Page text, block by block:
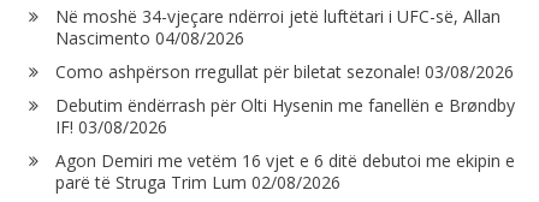
Në moshë 34-vjeçare ndërroi jetë luftëtari i UFC-së, Allan
Nascimento 04/08/2026
Como ashpërson rregullat për biletat sezonale! 03/08/2026
Debutim ëndërrash për Olti Hysenin me fanellën e Brøndby
IF! 03/08/2026
Agon Demiri me vetëm 16 vjet e 6 ditë debutoi me ekipin e
parë të Struga Trim Lum 02/08/2026